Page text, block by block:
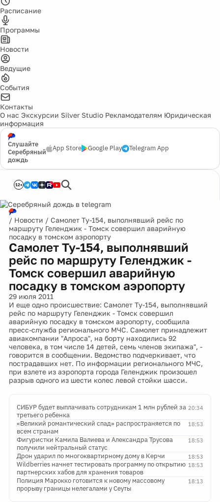
Расписание
Программы
Новости
Ведущие
События
Контакты
О нас Экскурсии Silver Studio Рекламодателям Юридическая
информация
Слушайте
Серебряный
дождь
App Store Google Play Telegram App
12+
/ Новости / Самолет Ту-154, выполнявший рейс по
маршруту Геленджик - Томск совершил аварийную
посадку в томском аэропорту
Самолет Ту-154, выполнявший
рейс по маршруту Геленджик -
Томск совершил аварийную
посадку в томском аэропорту
29 июля 2011
И еще одно происшествие: Самолет Ту-154, выполнявший
рейс по маршруту Геленджик - Томск совершил
аварийную посадку в томском аэропорту, сообщила
пресс-служба регионального МЧС. Самолет принадлежит
авиакомпании "Алроса", на борту находились 92
человека, в том числе 14 детей, семь членов экипажа", -
говорится в сообщении. Ведомство подчеркивает, что
пострадавших нет. По информации регионального МЧС,
при взлете из аэропорта города Геленджик произошел
разрыв одного из шести колес левой стойки шасси.
20:34
СИБУР будет выплачивать сотрудникам 1 млн рублей за
третьего ребенка
18:53
«Великий романтический спад» распространяется по
всем странам
18:53
Фигуристки Камила Валиева и Александра Трусова
получили нейтральный статус
18:53
Дрон ударил по многоквартирному дому в Керчи
18:53
Wildberries начнет тестировать программу по открытию
партнерских хабов для хранения товаров
18:13
Полиция Марокко готовится к новому массовому
прорыву границы нелегалами у Сеуты